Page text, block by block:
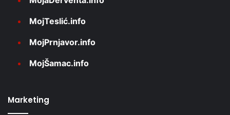
MojTeslić.info
MojPrnjavor.info
MojŠamac.info
Marketing